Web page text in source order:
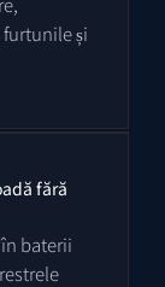
și
fără
baterii